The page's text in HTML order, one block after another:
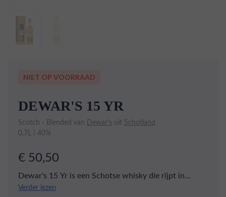
NIET OP VOORRAAD
DEWAR'S 15 YR
Scotch - Blended van Dewar's uit Schotland
0,7L | 40%
€ 50,50
Dewar's 15 Yr is een Schotse whisky die rijpt in
Amerikaanse eikenhouten vaten en daarna nog eens
Verder lezen